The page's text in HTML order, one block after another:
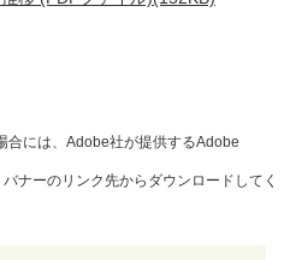
合には、Adobe社が提供するAdobe
ナーのリンク先からダウンロードしてく